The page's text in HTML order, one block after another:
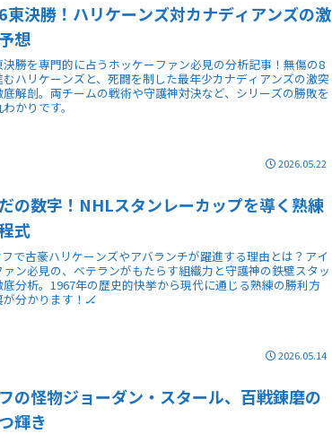
決勝！ハリケーンズ対カナディアンズの激
想
決勝を専門的に占うホッケーファン必見の分析記事！無傷の8
ハリケーンズと、死闘を制した最年少カナディアンズの激突
解剖。両チームの戦術や守護神対決など、シリーズの勝敗を
かりです。
2026.05.22
の数字！NHLスタンレーカップを導く熟練
式
で古豪ハリケーンズやアバランチが躍進する理由とは？アイ
ァン必見の、ベテランがもたらす組織力と守護神の鉄壁スタッ
分析。1967年の歴史的快挙から現代に通じる熟練の勝利方
分かります！🏒
2026.05.14
の怪物ジョーダン・スタール、百戦錬磨の
輝き